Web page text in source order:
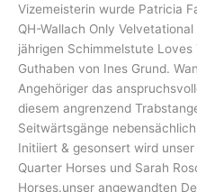
Vizemeisterin wurde Patricia
QH-Wallach Only
jährigen Schimmelstute
Guthaben von Ines Grund.
Angehöriger das
diesem angrenzend
Seitwärtsgänge
Initiiert & gesonsert wird
Quarter Horses und Sarah
Horses.unser angewandten